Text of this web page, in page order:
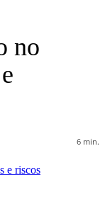
no
6 min.